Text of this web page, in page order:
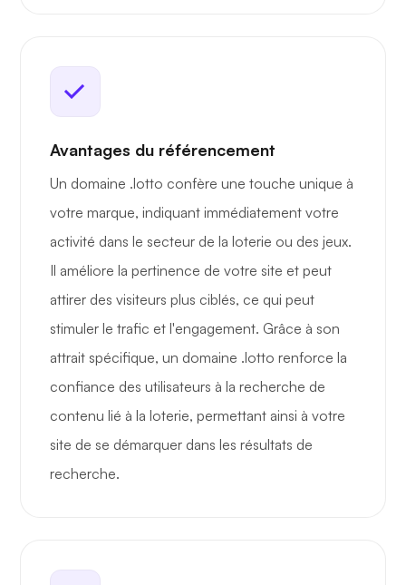
Avantages du référencement
Un domaine .lotto confère une touche unique à
votre marque, indiquant immédiatement votre
activité dans le secteur de la loterie ou des jeux.
Il améliore la pertinence de votre site et peut
attirer des visiteurs plus ciblés, ce qui peut
stimuler le trafic et l'engagement. Grâce à son
attrait spécifique, un domaine .lotto renforce la
confiance des utilisateurs à la recherche de
contenu lié à la loterie, permettant ainsi à votre
site de se démarquer dans les résultats de
recherche.